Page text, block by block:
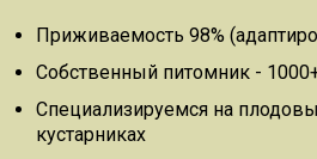
Приживаемость 98%
Собственный питомник -
Специализируемся на
кустарниках